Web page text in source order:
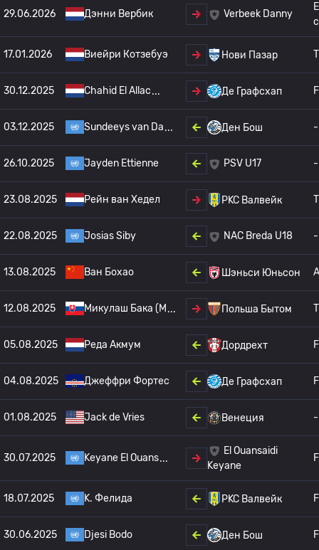
29.06.2026 Дэнни Вербик Verbeek Danny
17.01.2026 Виейри Котзебуэ Нови Пазар
30.12.2025 Chahid El Allac Де Графсхап
03.12.2025 Sundeeys van Da Ден Бош -
26.10.2025 Jayden Ettienne PSV U17 -
23.08.2025 Рейн ван Хедел РKC Валвейк
22.08.2025 Josias Siby NAC Breda U18 -
13.08.2025 Ван Бохао Шэньси Юньсон
12.08.2025 Микулаш Бака (M Польша Бытом
05.08.2025 Реда Акмум Дордрехт
04.08.2025 Джеффри Фортес Де Графсхап
01.08.2025 Jack de Vries Венеция -
30.07.2025 Keyane El Ouans
El Ouansaidi
Keyane
18.07.2025 K. Фелида РKC Валвейк
30.06.2025 Djesi Bodo Ден Бош